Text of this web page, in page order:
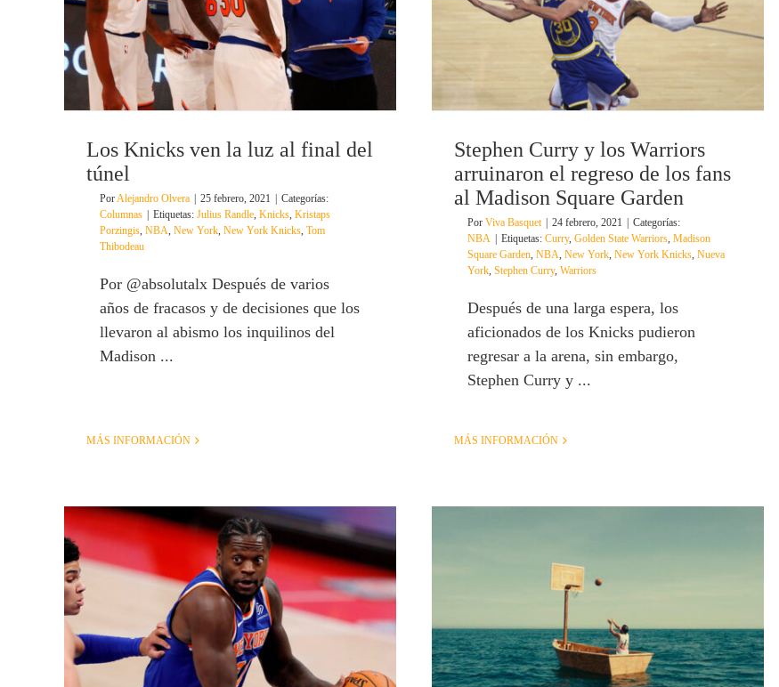
Los Knicks ven la luz al final del
túnel
PorAlejandro Olvera 25 febrero, 2021
Categorías:
Columnas
Etiquetas: Julius Randle, Knicks, Kristaps
Porzingis, NBA, New York, New York Knicks, Tom
Thibodeau
Por @absolutalx Después de varios
años de fracasos y de decisiones que los
llevaron al abismo los inquilinos del
Madison ...
MÁS INFORMACIÓN
Stephen Curry y los Warriors
arruinaron el regreso de los fans
al Madison Square Garden
Por Viva Basquet 24 febrero, 2021
Categorías:
NBA
Etiquetas: Curry, Golden State Warriors, Madison
Square Garden, NBA, New York, New York Knicks, Nueva
York, Stephen Curry, Warriors
Después de una larga espera, los
aficionados de los Knicks pudieron
regresar a la arena, sin embargo,
Stephen Curry y ...
MÁS INFORMACIÓN